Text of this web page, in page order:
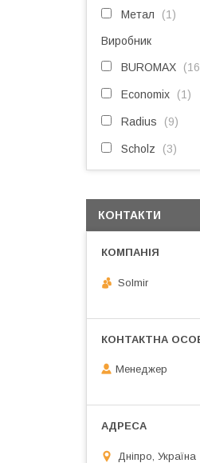
Метал 1
Виробник
BUROMAX 16
Economix 1
Radius 9
Scholz 3
КОНТАКТИ
Solmir
Менеджер
Дніпро, Україна